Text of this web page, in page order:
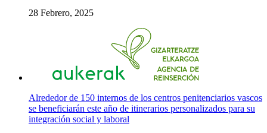
28 Febrero, 2025
Alrededor de 150 internos de los centros penitenciarios vascos
se beneficiarán este año de itinerarios personalizados para su
integración social y laboral